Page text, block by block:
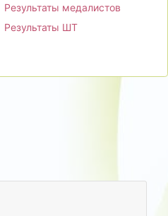
Результаты медалистов
Результаты ШТ